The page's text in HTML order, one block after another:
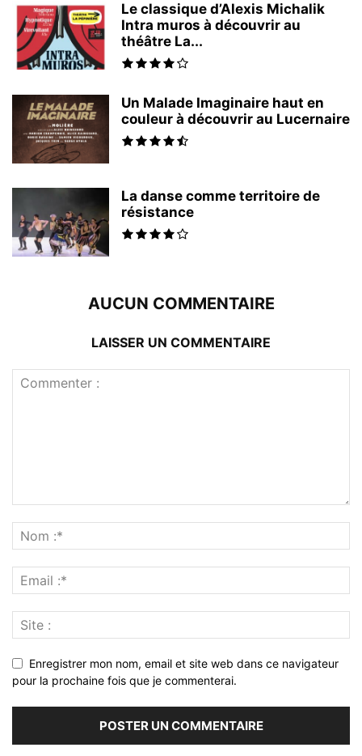
Le classique d’Alexis Michalik
Intra muros à découvrir au
théâtre La...
Un Malade Imaginaire haut en
couleur à découvrir au Lucernaire
La danse comme territoire de
résistance
AUCUN COMMENTAIRE
LAISSER UN COMMENTAIRE
Enregistrer mon nom, email et site web dans ce navigateur
pour la prochaine fois que je commenterai.